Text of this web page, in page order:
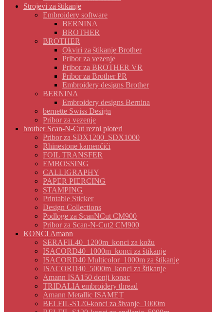
Strojevi za štikanje
Embroidery software
BERNINA
BROTHER
BROTHER
Okviri za štikanje Brother
Pribor za vezenje
Pribor za BROTHER VR
Pribor za Brother PR
Embroidery designs Brother
BERNINA
Embroidery designs Bernina
bernette Swiss Design
Pribor za vezenje
brother Scan-N-Cut rezni ploteri
Pribor za SDX1200_SDX1000
Rhinestone kamenčići
FOIL TRANSFER
EMBOSSING
CALLIGRAPHY
PAPER PIERCING
STAMPING
Printable Sticker
Design Collections
Podloge za ScanNCut CM900
Pribor za Scan-N-Cut2 CM900
KONCI Amann
SERAFIL40_1200m_konci za kožu
ISACORD40_1000m_konci za štikanje
ISACORD40 Multicolor_1000m za štikanje
ISACORD40_5000m_konci za štikanje
Amann ISA150 donji konac
TRIDALIA embroidery thread
Amann Metallic ISAMET
BELFIL-S120-konci za šivanje_1000m